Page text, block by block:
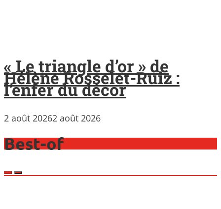
« Le triangle d’or » de
Hélène Rosselet-Ruiz :
l’enfer du décor
2 août 20262 août 2026
Best-of